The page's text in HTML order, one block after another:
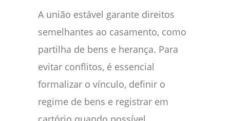
A união estável garante direitos
semelhantes ao casamento, como
partilha de bens e herança. Para
evitar conflitos, é essencial
formalizar o vínculo, definir o
regime de bens e registrar em